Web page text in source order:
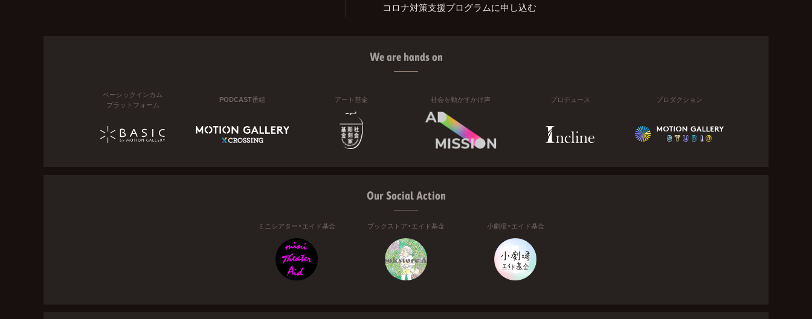
コロナ対策支援プログラムに申し込む
We are hands on
ベーシックインカム
プラットフォーム
PODCAST番組 アート基金 社会を動かすかけ声 プロデュース プロダクション
Our Social Action
ミニシアター・エイド基金 ブックストア・エイド基金 小劇場・エイド基金